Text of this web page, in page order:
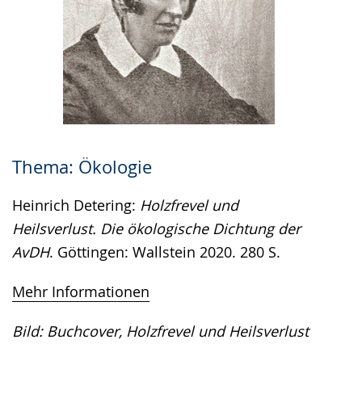
Thema: Ökologie
Heinrich Detering: Holzfrevel und
Heilsverlust. Die ökologische Dichtung der
AvDH. Göttingen: Wallstein 2020. 280 S.
Mehr Informationen
Bild: Buchcover, Holzfrevel und Heilsverlust